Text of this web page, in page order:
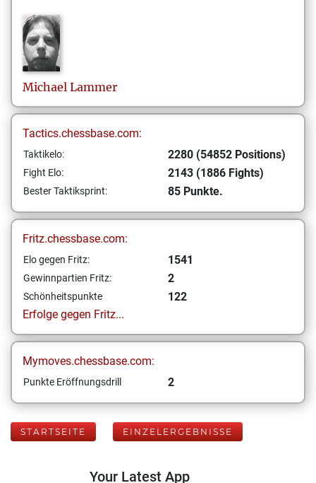
Michael Lammer
Tactics.chessbase.com:
Taktikelo: 2280 (54852 Positions)
Fight Elo: 2143 (1886 Fights)
Bester Taktiksprint: 85 Punkte.
Fritz.chessbase.com:
Elo gegen Fritz: 1541
Gewinnpartien Fritz: 2
Schönheitspunkte
122
Erfolge gegen Fritz...
Mymoves.chessbase.com:
Punkte Eröffnungsdrill 2
STARTSEITE EINZELERGEBNISSE
Your Latest App